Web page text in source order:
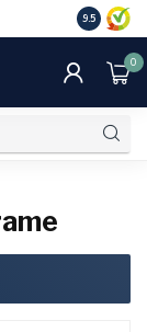
75 €. Nur
9.5
0